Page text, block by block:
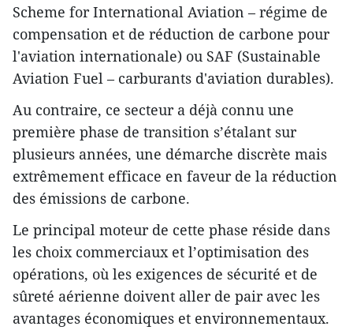
Scheme for International Aviation – régime de
compensation et de réduction de carbone pour
l'aviation internationale) ou SAF (Sustainable
Aviation Fuel – carburants d'aviation durables).
Au contraire, ce secteur a déjà connu une
première phase de transition s’étalant sur
plusieurs années, une démarche discrète mais
extrêmement efficace en faveur de la réduction
des émissions de carbone.
Le principal moteur de cette phase réside dans
les choix commerciaux et l’optimisation des
opérations, où les exigences de sécurité et de
sûreté aérienne doivent aller de pair avec les
avantages économiques et environnementaux.